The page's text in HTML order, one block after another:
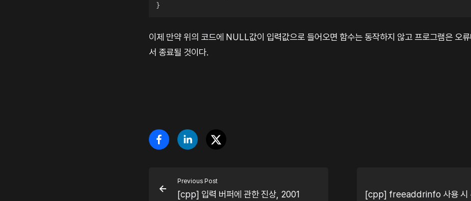
}
이제 만약 위의 코드에 NULL값이 입력값으로 들어오면 함수는 동작하지 않고 프로그램은 오
서 종료될 것이다.
Previous Post
[cpp] 입력 버퍼에 관한 진상, 2001